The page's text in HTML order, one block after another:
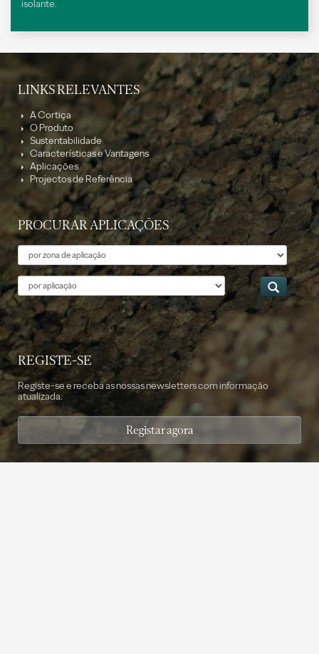
isolante.
LINKS RELEVANTES
A Cortiça
O Produto
Sustentabilidade
Características e Vantagens
Aplicações
Projectos de Referência
PROCURAR APLICAÇÕES
Tema
Aplicação
REGISTE-SE
Registe-se e receba as nossas newsletters com informação
atualizada.
Registar agora